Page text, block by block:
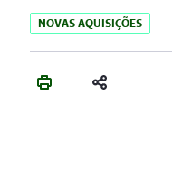
NOVAS AQUISIÇÕES